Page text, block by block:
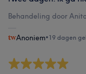
Behandeling door
Anoniem•19 dagen